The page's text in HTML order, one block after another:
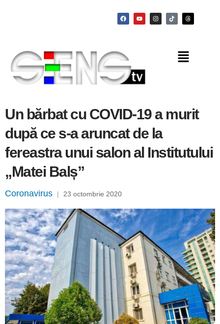
Un bărbat cu COVID-19 a murit
după ce s-a aruncat de la
fereastra unui salon al Institutului
„Matei Balș”
Coronavirus | 23 octombrie 2020